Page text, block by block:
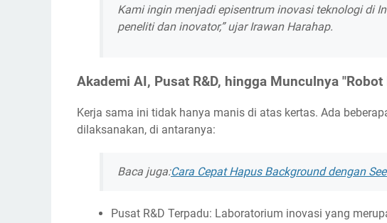
Kami ingin menjadi episentrum inovasi teknologi di
peneliti dan inovator,” ujar Irawan Harahap.
Akademi AI, Pusat R&D, hingga Munculnya "Robot
Kerja sama ini tidak hanya manis di atas kertas. Ada
dilaksanakan, di antaranya:
Baca juga:Cara Cepat Hapus Background dengan
Pusat R&D Terpadu: Laboratorium inovasi yang